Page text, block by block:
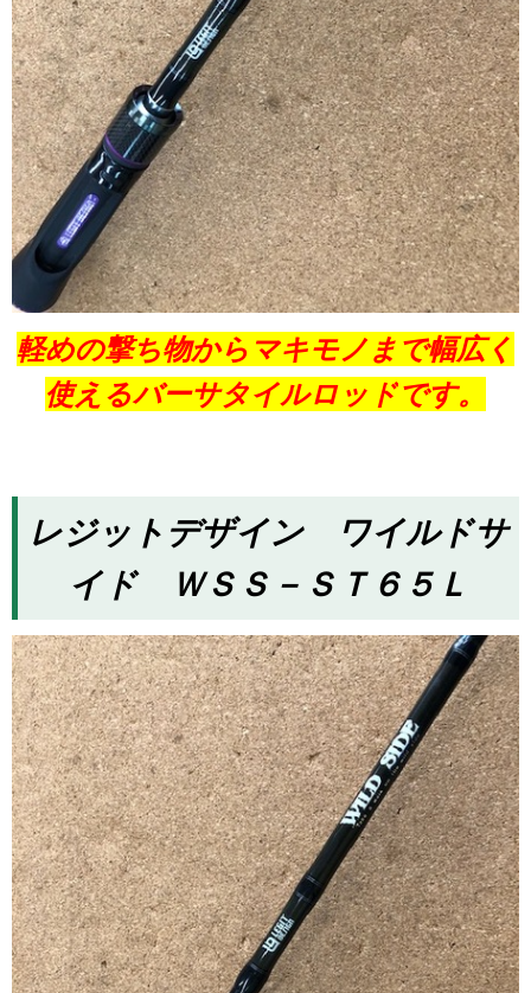
軽めの撃ち物からマキモノまで幅広く
使えるバーサタイルロッドです。
レジットデザイン ワイルドサ
イド ＷＳＳ－ＳＴ６５Ｌ